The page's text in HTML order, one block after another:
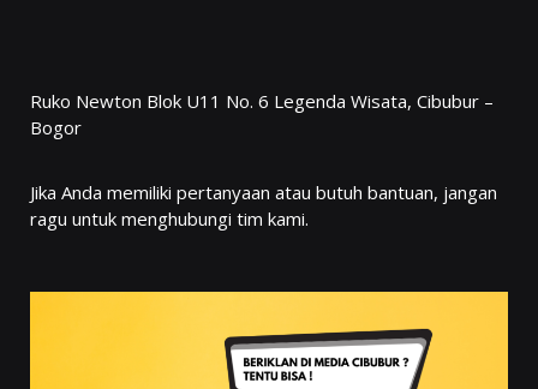
Ruko Newton Blok U11 No. 6 Legenda Wisata, Cibubur –
Bogor
Jika Anda memiliki pertanyaan atau butuh bantuan, jangan
ragu untuk menghubungi tim kami.